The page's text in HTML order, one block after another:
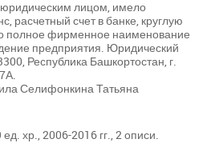
лицом, имело
расчетный счет в банке, круглую
полное фирменное наименование
предприятия. Юридический
Республика Башкортостан, г.
Селифонкина Татьяна
хр., 2006-2016 гг., 2 описи.